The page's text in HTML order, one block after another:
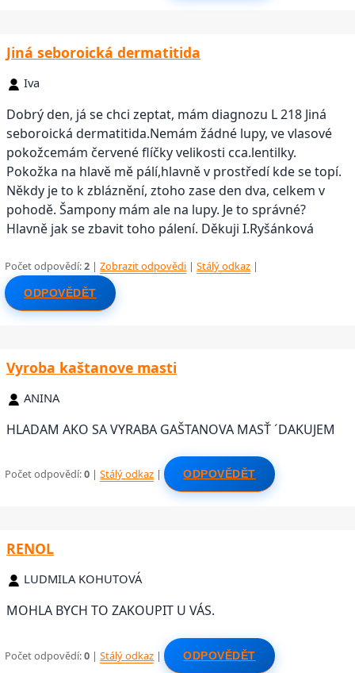
Jiná seboroická dermatitida
Iva
Dobrý den, já se chci zeptat, mám diagnozu L 218 Jiná
seboroická dermatitida.Nemám žádné lupy, ve vlasové
pokožcemám červené flíčky velikosti cca.lentilky.
Pokožka na hlavě mě pálí,hlavně v prostředí kde se topí.
Někdy je to k zbláznění, ztoho zase den dva, celkem v
pohodě. Šampony mám ale na lupy. Je to správné?
Hlavně jak se zbavit toho pálení. Děkuji I.Ryšánková
Počet odpovědí:2 |Zobrazit odpovědi |Stálý odkaz |
ODPOVĚDĚT
Vyroba kaštanove masti
ANINA
HLADAM AKO SA VYRABA GAŠTANOVA MASŤ ´DAKUJEM
Počet odpovědí:0 |Stálý odkaz | ODPOVĚDĚT
RENOL
LUDMILA KOHUTOVÁ
MOHLA BYCH TO ZAKOUPIT U VÁS.
Počet odpovědí:0 |Stálý odkaz | ODPOVĚDĚT